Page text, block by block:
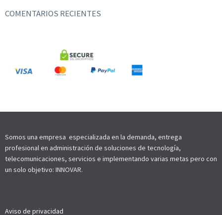
COMENTARIOS RECIENTES
Somos una empresa especializada en la demanda, entrega
profesional en administración de soluciones de tecnología,
telecomunicaciones, servicios e implementando varias metas pero con
un solo objetivo: INNOVAR.
Aviso de privacidad